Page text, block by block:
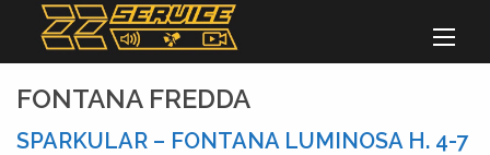
FONTANA FREDDA
SPARKULAR – FONTANA LUMINOSA H. 4-7